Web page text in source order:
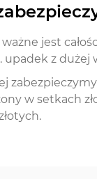
jest
upadek z dużej
w setkach